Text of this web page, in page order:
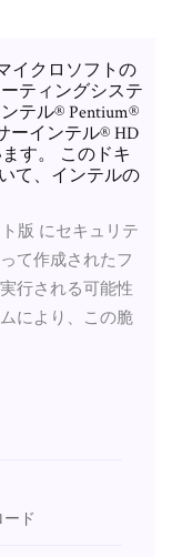
イクロソフトの
ティングシステ
テル® Pentium®
ーインテル® HD
す。 このドキ
て、インテルの
版 にセキュリテ
て作成されたフ
行される可能性
により、この脆
ド